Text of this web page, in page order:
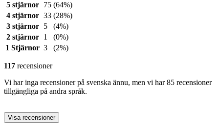
5 stjärnor
75 (64%)
4 stjärnor 33 (28%)
3 stjärnor
5
(4%)
2 stjärnor
1
(0%)
1 Stjärnor 3 (2%)
117 recensioner
Vi har inga recensioner på svenska ännu, men vi har 85 recensioner
tillgängliga på andra språk.
Visa recensioner